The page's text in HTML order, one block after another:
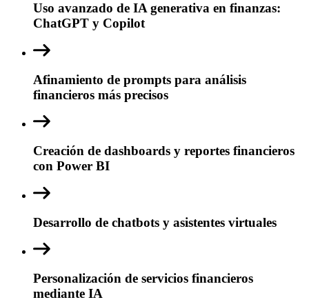
Uso avanzado de IA generativa en finanzas:
ChatGPT y Copilot
Afinamiento de prompts para análisis
financieros más precisos
Creación de dashboards y reportes financieros
con Power BI
Desarrollo de chatbots y asistentes virtuales
Personalización de servicios financieros
mediante IA